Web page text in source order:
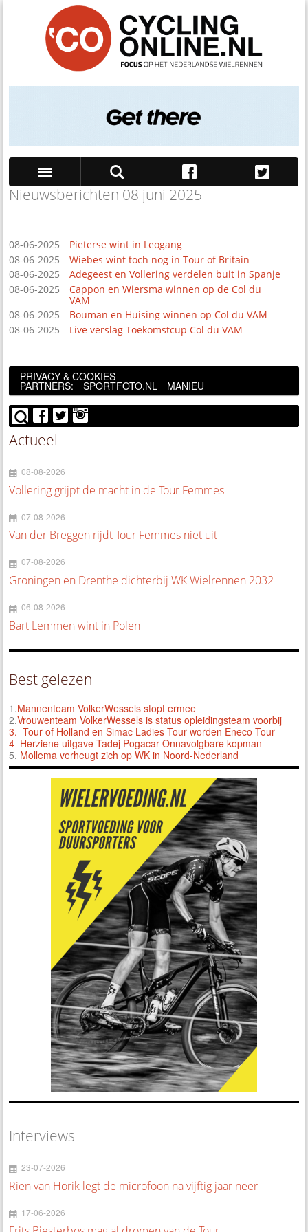
Nieuwsberichten 08 juni 2025
08-06-2025
Pieterse wint in Leogang
08-06-2025
Wiebes wint toch nog in Tour of Britain
08-06-2025
Adegeest en Vollering verdelen buit in Spanje
08-06-2025
Cappon en Wiersma winnen op de Col du
VAM
08-06-2025
Bouman en Huising winnen op Col du VAM
08-06-2025
Live verslag Toekomstcup Col du VAM
PRIVACY & COOKIES
PARTNERS: SPORTFOTO.NL MANIEU
Actueel
08-08-2026
Vollering grijpt de macht in de Tour Femmes
07-08-2026
Van der Breggen rijdt Tour Femmes niet uit
07-08-2026
Groningen en Drenthe dichterbij WK Wielrennen 2032
06-08-2026
Bart Lemmen wint in Polen
Best gelezen
1.Mannenteam VolkerWessels stopt ermee
2.Vrouwenteam VolkerWessels is status opleidingsteam voorbij
3. Tour of Holland en Simac Ladies Tour worden Eneco Tour
4 Herziene uitgave Tadej Pogacar Onnavolgbare kopman
5. Mollema verheugt zich op WK in Noord-Nederland
Interviews
23-07-2026
Rien van Horik legt de microfoon na vijftig jaar neer
17-06-2026